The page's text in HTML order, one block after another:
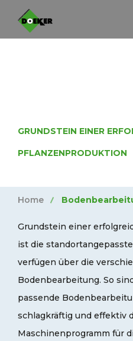
KONTAKT
Telefon 05453 98017
Am Berge 23 | 49509 Recke-
GRUNDSTEIN EINER
PFLANZENPRODUKTION
Home
Grundstein einer
ist die
verfügen über die
Bodenbearbeitung. So
passende
schlagkräftig und effektiv
Maschinenprogramm für